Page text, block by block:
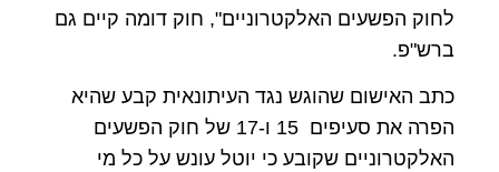
לחוק הפשעים האלקטרוניים", חוק דומה קיים גם
ברש"פ.
כתב האישום שהוגש נגד העיתונאית קבע שהיא
הפרה את סעיפים 15 ו-17 של חוק הפשעים
האלקטרוניים שקובע כי יוטל עונש על כל מי